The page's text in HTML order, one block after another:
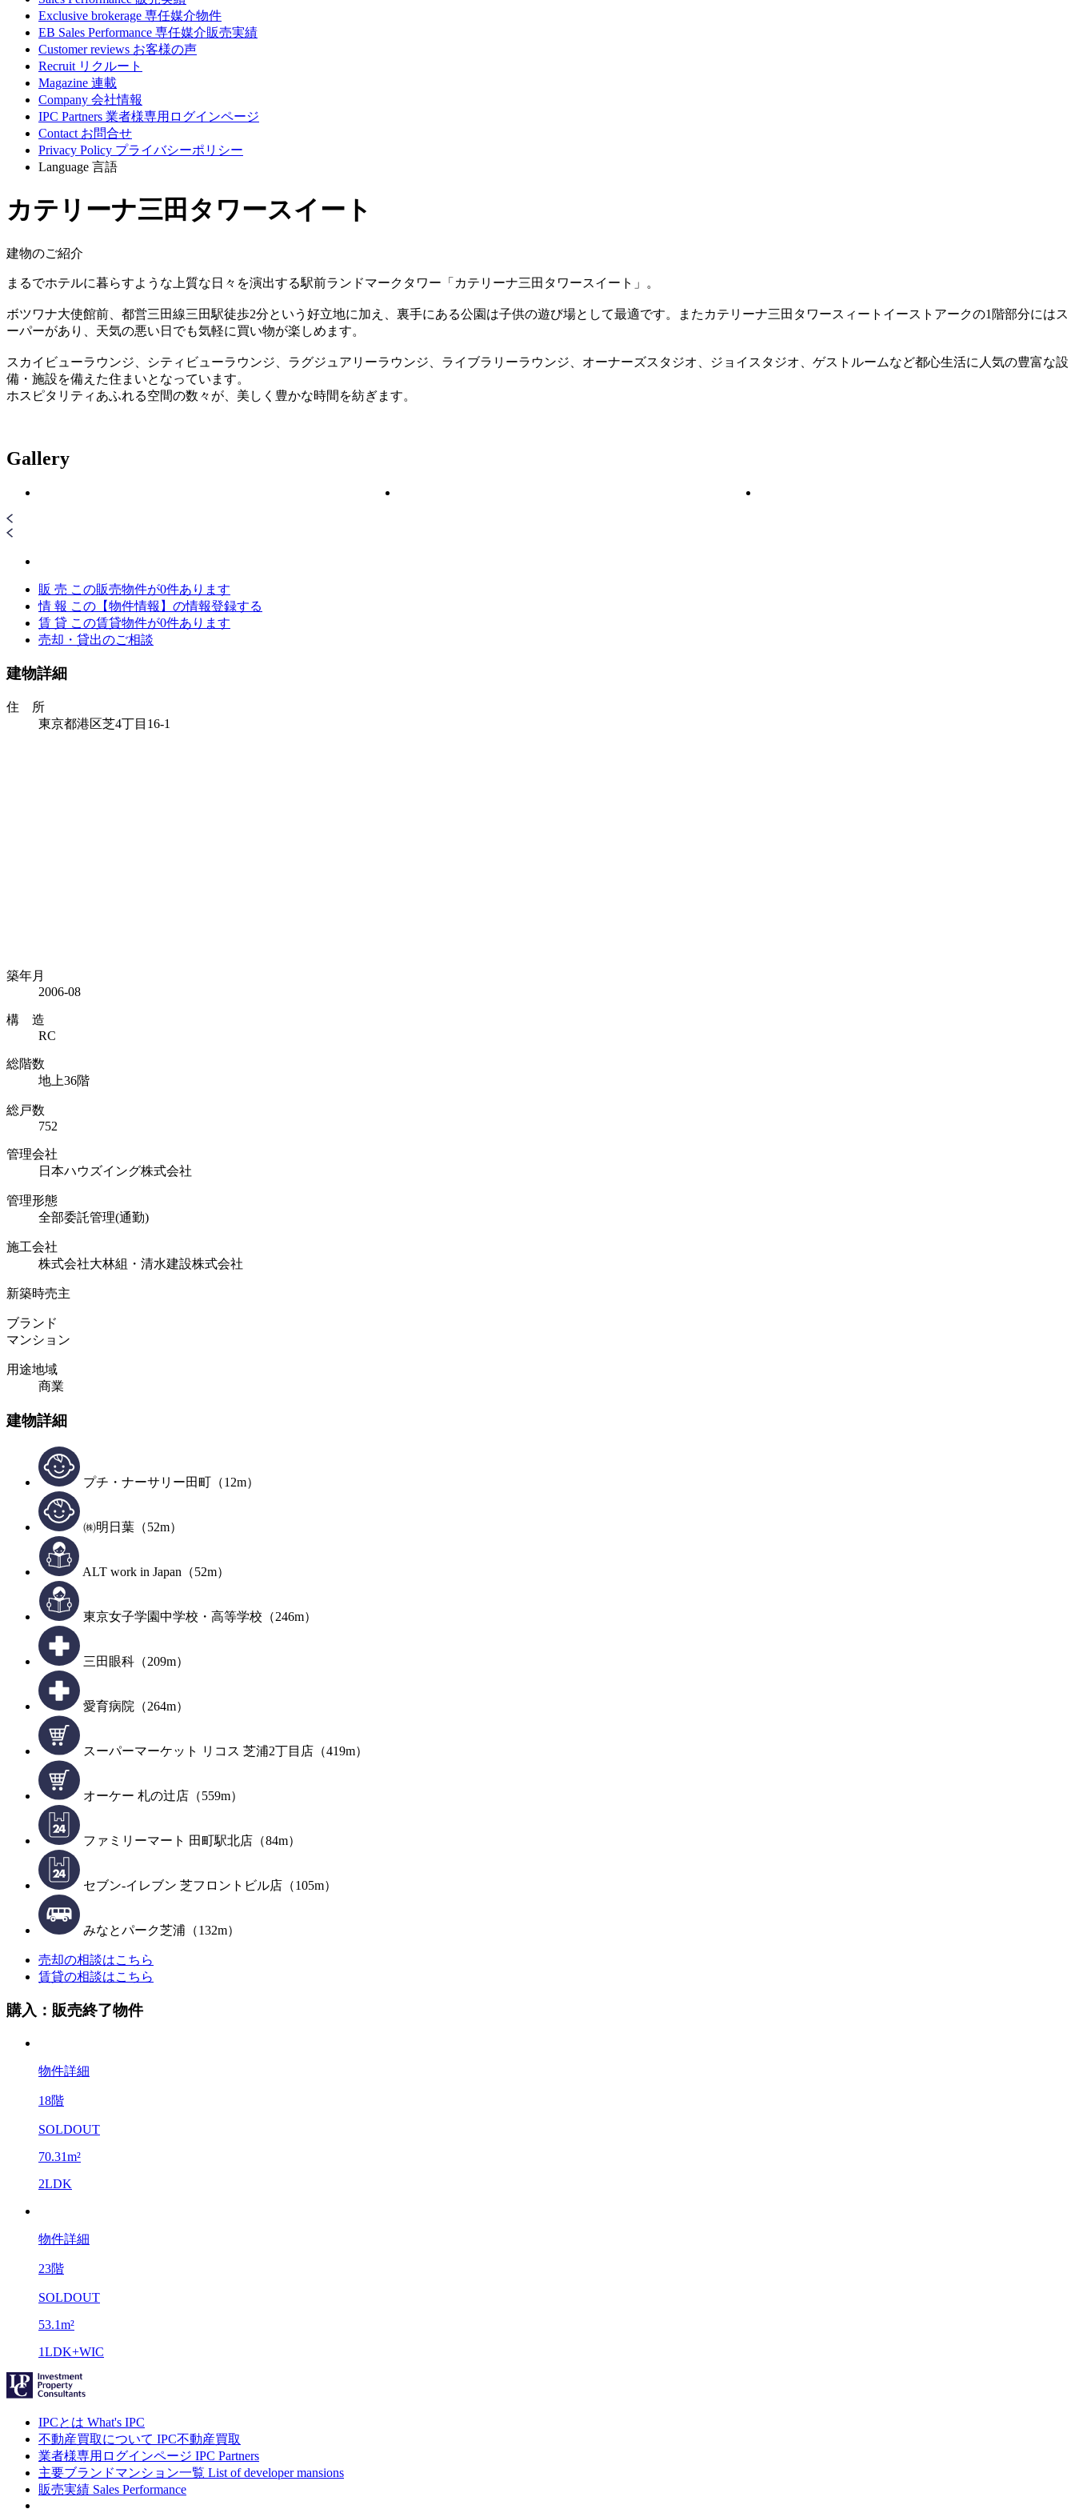
Exclusive brokerage 専任媒介物件
EB Sales Performance 専任媒介販売実績
Customer reviews お客様の声
Recruit リクルート
Magazine 連載
Company 会社情報
IPC Partners 業者様専用ログインページ
Contact お問合せ
Privacy Policy プライバシーポリシー
Language 言語
カテリーナ三田タワースイート
建物のご紹介
まるでホテルに暮らすような上質な日々を演出する駅前ランドマークタワー「カテリーナ三田タワースイート」。
ボツワナ大使館前、都営三田線三田駅徒歩2分という好立地に加え、裏手にある公園は子供の遊び場として最適です。またカテリーナ三田タワースィートイーストアークの1階部分にはス
ーパーがあり、天気の悪い日でも気軽に買い物が楽しめます。
スカイビューラウンジ、シティビューラウンジ、ラグジュアリーラウンジ、ライブラリーラウンジ、オーナーズスタジオ、ジョイスタジオ、ゲストルームなど都心生活に人気の豊富な設
備・施設を備えた住まいとなっています。
ホスピタリティあふれる空間の数々が、美しく豊かな時間を紡ぎます。
Gallery
販 売 この販売物件が0件あります
情 報 この【物件情報】の情報登録する
賃 貸 この賃貸物件が0件あります
売却・貸出のご相談
建物詳細
住 所
東京都港区芝4丁目16-1
築年月
2006-08
構 造
RC
総階数
地上36階
総戸数
752
管理会社
日本ハウズイング株式会社
管理形態
全部委託管理(通勤)
施工会社
株式会社大林組・清水建設株式会社
新築時売主
ブランド
マンション
用途地域
商業
建物詳細
プチ・ナーサリー田町（12m）
㈱明日葉（52m）
ALT work in Japan（52m）
東京女子学園中学校・高等学校（246m）
三田眼科（209m）
愛育病院（264m）
スーパーマーケット リコス 芝浦2丁目店（419m）
オーケー 札の辻店（559m）
ファミリーマート 田町駅北店（84m）
セブン-イレブン 芝フロントビル店（105m）
みなとパーク芝浦（132m）
売却の相談はこちら
賃貸の相談はこちら
購入：販売終了物件
物件詳細
18階
SOLDOUT
70.31m²
2LDK
物件詳細
23階
SOLDOUT
53.1m²
1LDK+WIC
IPCとは What's IPC
不動産買取について IPC不動産買取
業者様専用ログインページ IPC Partners
主要ブランドマンション一覧 List of developer mansions
販売実績 Sales Performance